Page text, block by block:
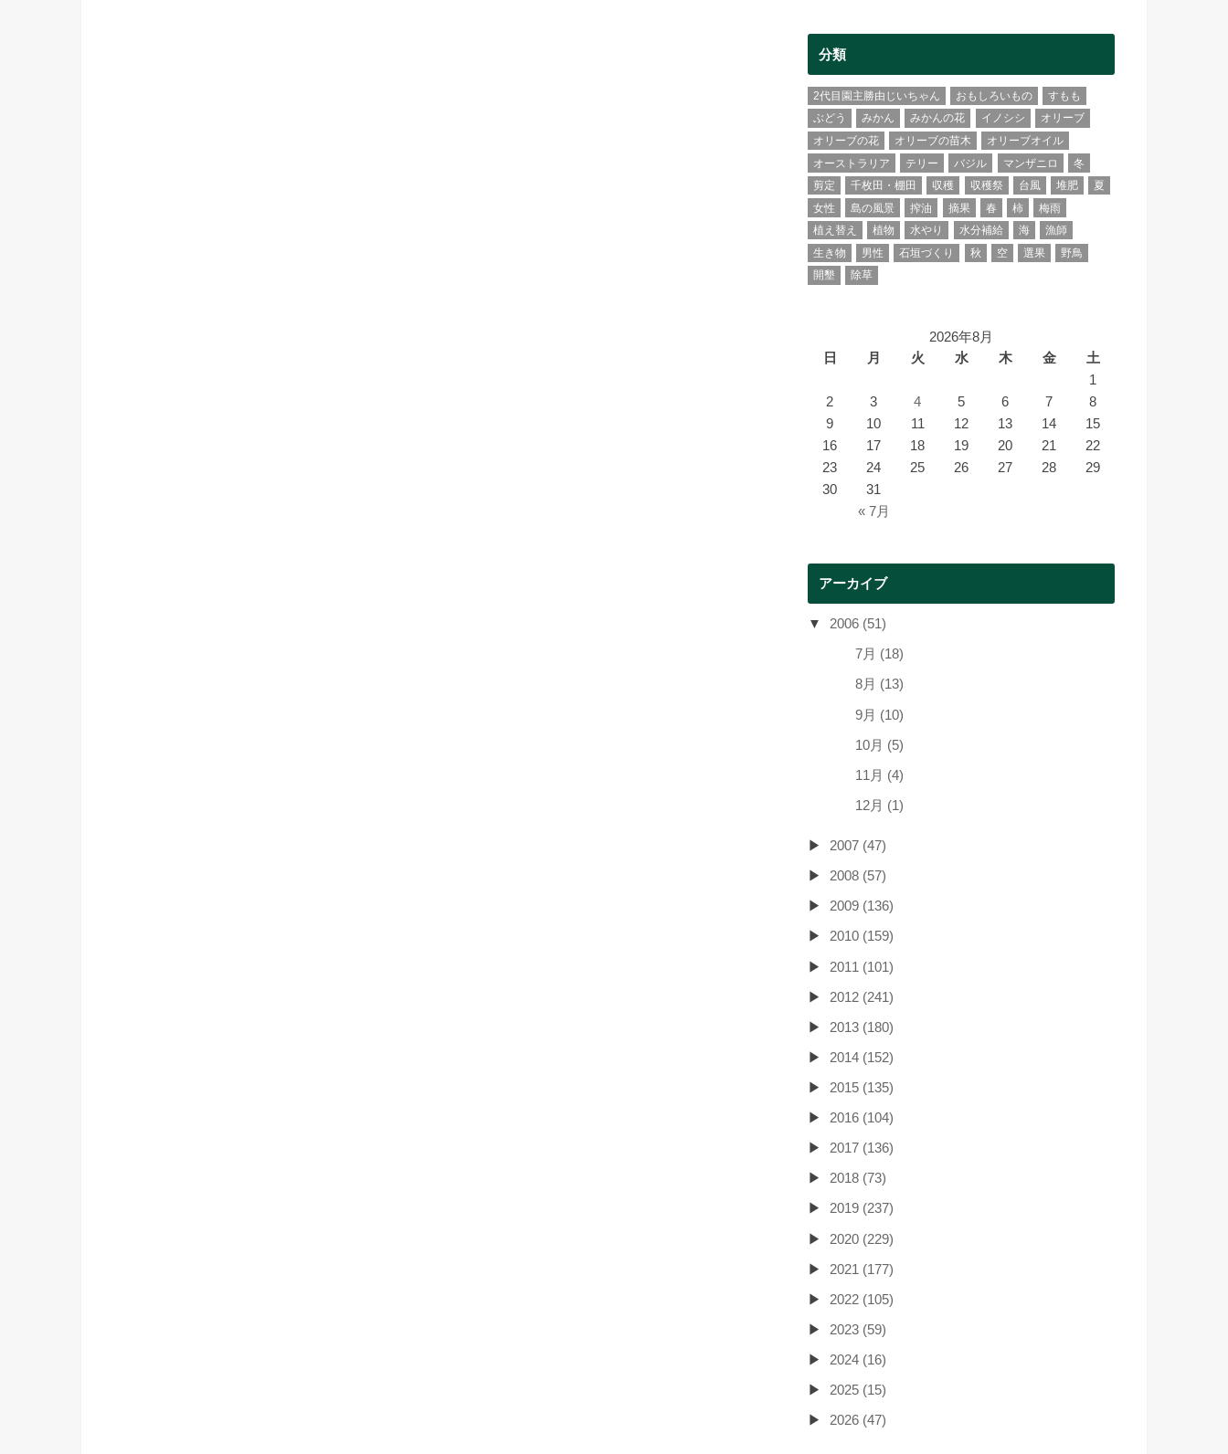
分類
2代目園主勝由じいちゃん おもしろいもの
すもも
ぶどう
みかん みかんの花 イノシシ
オリーブ
オリーブの花
オリーブの苗木
オリーブオイル
オーストラリア
テリー バジル マンザニロ
冬
剪定
千枚田・棚田 収穫 収穫祭 台風 堆肥
夏
女性
島の風景 搾油 摘果 春 柿
梅雨
植え替え
植物 水やり 水分補給 海
漁師
生き物
男性 石垣づくり 秋 空 選果
野鳥
開墾
除草
2026年8月
日
月 火 水 木 金 土
« 7月
1
2
3 4 5 6 7
8
9
10 11 12 13 14
15
16
17 18 19 20 21
22
23
24 25 26 27 28
29
30
31
アーカイブ
2006 (51)
7月 (18)
8月 (13)
9月 (10)
10月 (5)
11月 (4)
12月 (1)
2007 (47)
2008 (57)
2009 (136)
2010 (159)
2011 (101)
2012 (241)
2013 (180)
2014 (152)
2015 (135)
2016 (104)
2017 (136)
2018 (73)
2019 (237)
2020 (229)
2021 (177)
2022 (105)
2023 (59)
2024 (16)
2025 (15)
2026 (47)